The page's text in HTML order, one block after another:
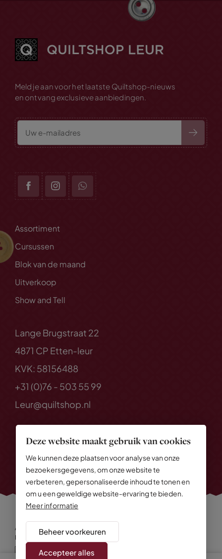
Deze website maakt gebruik van cookies
We kunnen deze plaatsen voor analyse van onze
bezoekersgegevens, om onze website te
verbeteren, gepersonaliseerde inhoud te tonen en
om u een geweldige website-ervaring te bieden.
Meer informatie
Beheer voorkeuren
Accepteer alles
Meld je aan voor het laatste Quiltshop-nieuws
en ontvang exclusieve aanbiedingen.
Assortiment
Cursussen
Blok van de maand
Uitverkoop
Show and Tell
Lange Brugstraat 22
4871 CP Etten-leur
KVK: 58156488
+31 (0)76 - 503 55 99
Leur@quiltshop.nl
Alle rechten voorbehouden
Privacy Policy Algemene voorwaarden